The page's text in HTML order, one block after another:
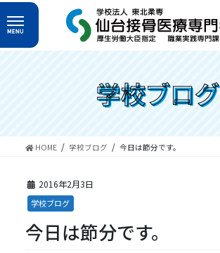
コ
ン
テ
ン
プ
ナ
ビ
ゲ
ー
動
学校ブログ
HOME 学校ブログ 今日は節分です。
2016年2月3日
学校ブログ
今日は節分です。